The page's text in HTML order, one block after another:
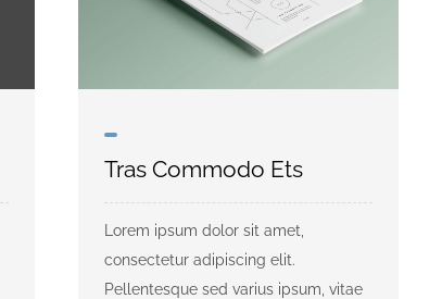
Tras Commodo Ets
Lorem ipsum dolor sit amet,
consectetur adipiscing elit.
Pellentesque sed varius ipsum, vitae